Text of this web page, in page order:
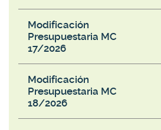
Modificación
Presupuestaria MC
17/2026
Modificación
Presupuestaria MC
18/2026